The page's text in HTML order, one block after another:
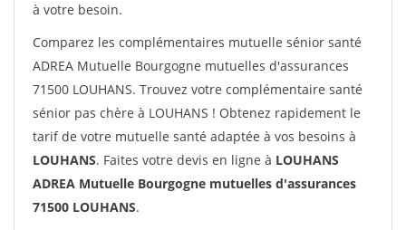
à votre besoin.
Comparez les complémentaires mutuelle sénior santé
ADREA Mutuelle Bourgogne mutuelles d'assurances
71500 LOUHANS. Trouvez votre complémentaire santé
sénior pas chère à LOUHANS ! Obtenez rapidement le
tarif de votre mutuelle santé adaptée à vos besoins à
LOUHANS. Faites votre devis en ligne à LOUHANS
ADREA Mutuelle Bourgogne mutuelles d'assurances
71500 LOUHANS.